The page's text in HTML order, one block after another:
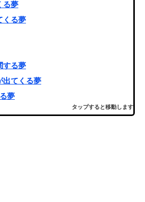
る夢
くる夢
する夢
出てくる夢
夢
タップすると移動します